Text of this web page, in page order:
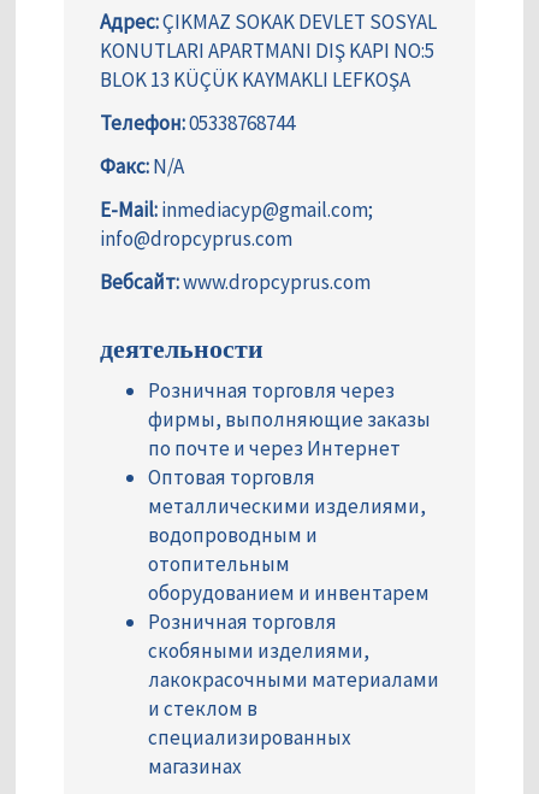
Адрес:ÇIKMAZ SOKAK DEVLET SOSYAL
KONUTLARI APARTMANI DIŞ KAPI NO:5
BLOK 13 KÜÇÜK KAYMAKLI LEFKOŞA
Телефон:05338768744
Факс:N/A
E-Mail:inmediacyp@gmail.com;
info@dropcyprus.com
Вебсайт:www.dropcyprus.com
деятельности
Розничная торговля через
фирмы, выполняющие заказы
по почте и через Интернет
Оптовая торговля
металлическими изделиями,
водопроводным и
отопительным
оборудованием и инвентарем
Розничная торговля
скобяными изделиями,
лакокрасочными материалами
и стеклом в
специализированных
магазинах